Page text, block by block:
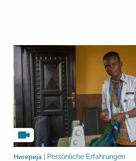
Нигерија | Persönliche Erfahrungen